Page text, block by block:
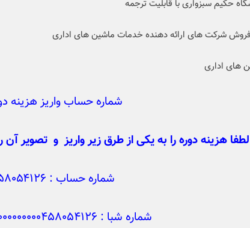
حکیم سبزواری با قابلیت ترجمه
شرکت های ارائه دهنده خدمات ماشین های اداری
های اداری
شماره حساب واریز هزینه
لطفا هزینه دوره را به یکی از طرق زیر واریز و تصویر آن
شماره حساب : ۴۵۸۰۵۴۱۲۶
شماره شبا : IR240180000000000458054126